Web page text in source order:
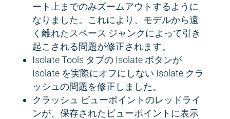
ート上までのみズームアウトするように
なりました。これにより、モデルから遠
く離れたスペース ジャンクによって引き
起こされる問題が修正されます。
Isolate Tools タブの Isolate ボタンが
Isolate を実際にオフにしない Isolate クラ
ッシュの問題を修正しました。
クラッシュ ビューポイントのレッドライ
ンが、保存されたビューポイントに表示